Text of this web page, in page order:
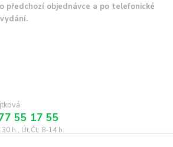
předchozí objednávce a po telefonické
55 17 55
h., Út,Čt: 8-14 h.